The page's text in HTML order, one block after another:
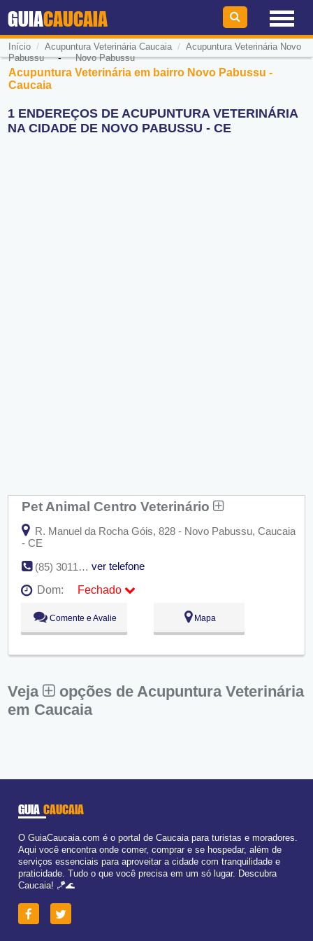
GUIACAUCAIA
Início / Acupuntura Veterinária Caucaia/ Acupuntura Veterinária Novo
Pabussu-Novo Pabussu
Acupuntura Veterinária em bairro Novo Pabussu -
Caucaia
1 ENDEREÇOS DE ACUPUNTURA VETERINÁRIA
NA CIDADE DE NOVO PABUSSU - CE
Pet Animal Centro Veterinário
R. Manuel da Rocha Góis, 828 - Novo Pabussu, Caucaia
- CE
(85) 3011-1346
ver telefone
Dom:
Fechado
Seg:
Ter:
09:00 - 18:00
Qua:
09:00 - 18:00
Sex:
09:00 - 18:00
Dom:
Fechado
Comente e Avalie Mapa
Veja
opções de Acupuntura Veterinária
em Caucaia
GUIA CAUCAIA
O GuiaCaucaia.com é o portal de Caucaia para turistas e moradores.
Aqui você encontra onde comer, comprar e se hospedar, além de
serviços essenciais para aproveitar a cidade com tranquilidade e
praticidade. Tudo o que você precisa em um só lugar. Descubra
Caucaia! 🪁🌊